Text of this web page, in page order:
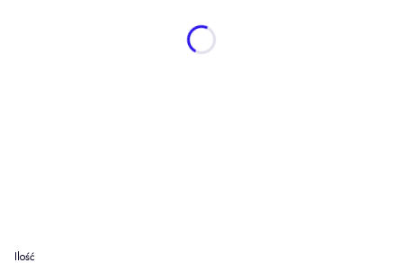
Ilość